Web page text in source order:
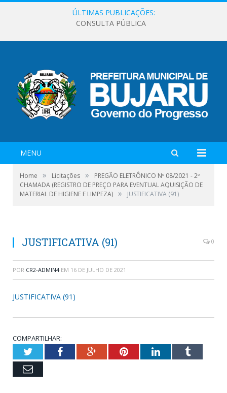
ÚLTIMAS PUBLICAÇÕES:
CONSULTA PÚBLICA
MENU
Home » Licitações »
PREGÃO ELETRÔNICO Nº 08/2021 - 2º
CHAMADA (REGISTRO DE PREÇO PARA EVENTUAL AQUISIÇÃO DE
MATERIAL DE HIGIENE E LIMPEZA) » JUSTIFICATIVA (91)
JUSTIFICATIVA (91) 0
POR CR2-ADMIN4 EM 16 DE JULHO DE 2021
JUSTIFICATIVA (91)
COMPARTILHAR:
TwitterFacebookGoogle+PinterestLinkedInTumblr
Email